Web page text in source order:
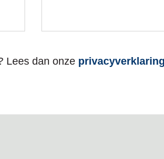
Lees dan onze privacyverklaring